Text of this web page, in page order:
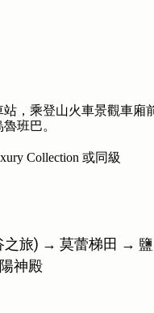
，乘登山火車景觀車廂
班巴。
Collection 或同級
之旅) → 莫蕾梯田 →
神殿